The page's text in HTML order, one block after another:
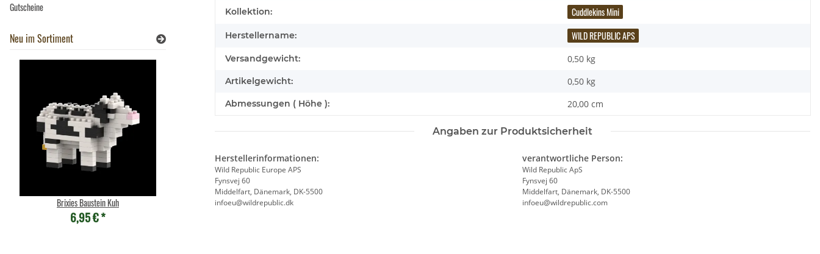
Kollektion: Cuddlekins Mini
Herstellername: WILD REPUBLIC APS
Versandgewicht: 0,50 kg
Artikelgewicht: 0,50 kg
Abmessungen ( Höhe ): 20,00 cm
Angaben zur Produktsicherheit
Herstellerinformationen:
Wild Republic Europe APS
Fynsvej 60
Middelfart, Dänemark, DK-5500
infoeu@wildrepublic.dk
verantwortliche Person:
Wild Republic ApS
Fynsvej 60
Middelfart, Dänemark, DK-5500
infoeu@wildrepublic.com
Gutscheine
Neu im Sortiment
Brixies Baustein Kuh
6,95 €*
Wild Republic - Kuscheltier - Huggers -
Brixies Baustein Kuh